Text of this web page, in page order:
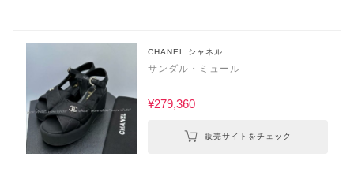
CHANEL シャネル
サンダル・ミュール
¥279,360
販売サイトをチェック